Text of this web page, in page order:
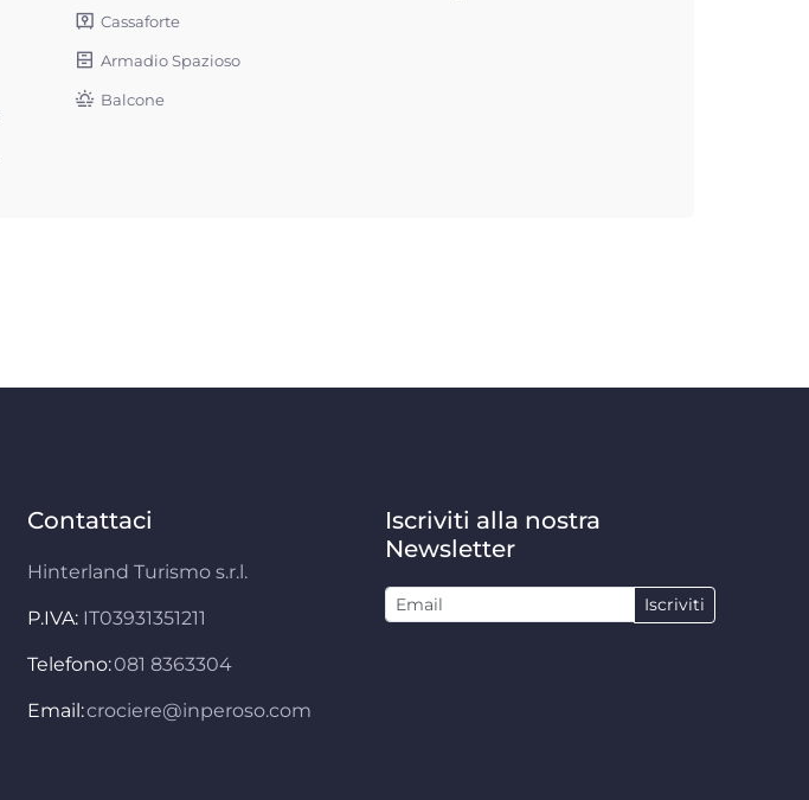
Cassaforte
Armadio Spazioso
Balcone
Contattaci
Hinterland Turismo s.r.l.
P.IVA: IT03931351211
Telefono:081 8363304
Email:crociere@inperoso.com
Iscriviti alla nostra
Newsletter
Iscriviti